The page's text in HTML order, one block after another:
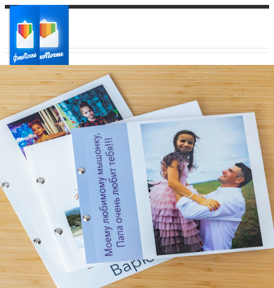
Ваш город:
Ваш регион доставки
Выберите из списка: